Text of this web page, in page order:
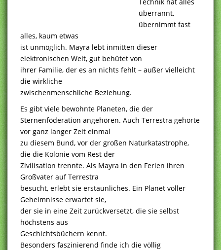
überrannt,
übernimmt fast
alles, kaum etwas
ist unmöglich. Mayra lebt inmitten dieser
elektronischen Welt, gut behütet von
ihrer Familie, der es an nichts fehlt – außer vielleicht
die wirkliche
zwischenmenschliche Beziehung.
Es gibt viele bewohnte Planeten, die der
Sternenföderation angehören. Auch Terrestra gehörte
vor ganz langer Zeit einmal
zu diesem Bund, vor der großen Naturkatastrophe,
die die Kolonie vom Rest der
Zivilisation trennte. Als Mayra in den Ferien ihren
Großvater auf Terrestra
besucht, erlebt sie erstaunliches. Ein Planet voller
Geheimnisse erwartet sie,
der sie in eine Zeit zurückversetzt, die sie selbst
höchstens aus
Geschichtsbüchern kennt.
Besonders faszinierend finde ich die völlig